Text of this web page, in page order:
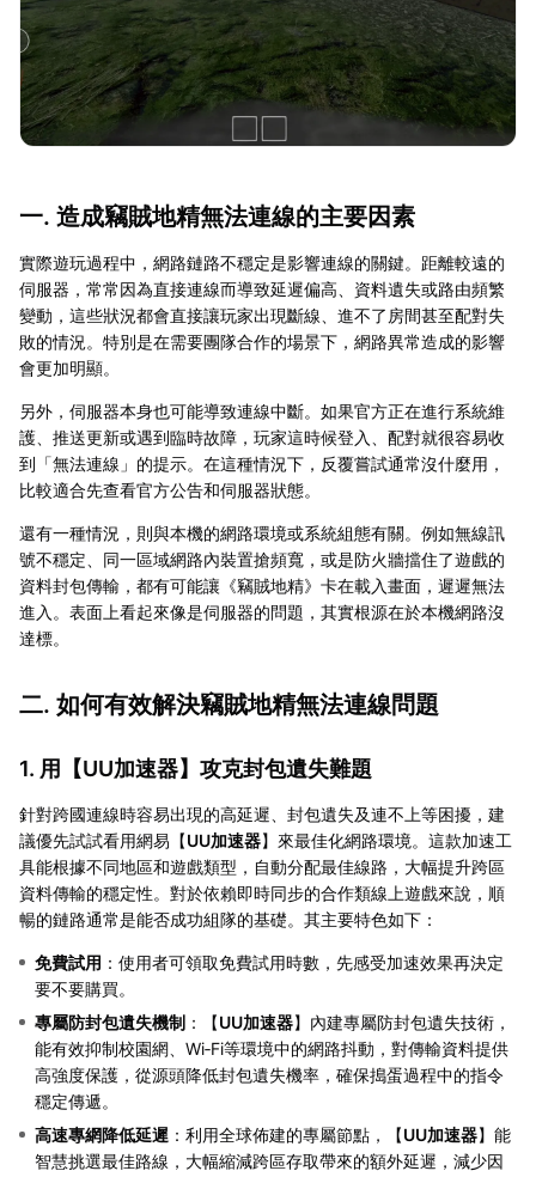
一. 造成竊賊地精無法連線的主要因素
實際遊玩過程中，網路鏈路不穩定是影響連線的關鍵。距離較遠的
伺服器，常常因為直接連線而導致延遲偏高、資料遺失或路由頻繁
變動，這些狀況都會直接讓玩家出現斷線、進不了房間甚至配對失
敗的情況。特別是在需要團隊合作的場景下，網路異常造成的影響
會更加明顯。
另外，伺服器本身也可能導致連線中斷。如果官方正在進行系統維
護、推送更新或遇到臨時故障，玩家這時候登入、配對就很容易收
到「無法連線」的提示。在這種情況下，反覆嘗試通常沒什麼用，
比較適合先查看官方公告和伺服器狀態。
還有一種情況，則與本機的網路環境或系統組態有關。例如無線訊
號不穩定、同一區域網路內裝置搶頻寬，或是防火牆擋住了遊戲的
資料封包傳輸，都有可能讓《竊賊地精》卡在載入畫面，遲遲無法
進入。表面上看起來像是伺服器的問題，其實根源在於本機網路沒
達標。
二. 如何有效解決竊賊地精無法連線問題
1. 用【UU加速器】攻克封包遺失難題
針對跨國連線時容易出現的高延遲、封包遺失及連不上等困擾，建
議優先試試看用網易【UU加速器】來最佳化網路環境。這款加速工
具能根據不同地區和遊戲類型，自動分配最佳線路，大幅提升跨區
資料傳輸的穩定性。對於依賴即時同步的合作類線上遊戲來說，順
暢的鏈路通常是能否成功組隊的基礎。其主要特色如下：
免費試用 ：使用者可領取免費試用時數，先感受加速效果再決定
要不要購買。
專屬防封包遺失機制 ：【UU加速器】內建專屬防封包遺失技術，
能有效抑制校園網、Wi‑Fi等環境中的網路抖動，對傳輸資料提供
高強度保護，從源頭降低封包遺失機率，確保搗蛋過程中的指令
穩定傳遞。
高速專網降低延遲 ：利用全球佈建的專屬節點，【UU加速器】能
智慧挑選最佳路線，大幅縮減跨區存取帶來的額外延遲，減少因